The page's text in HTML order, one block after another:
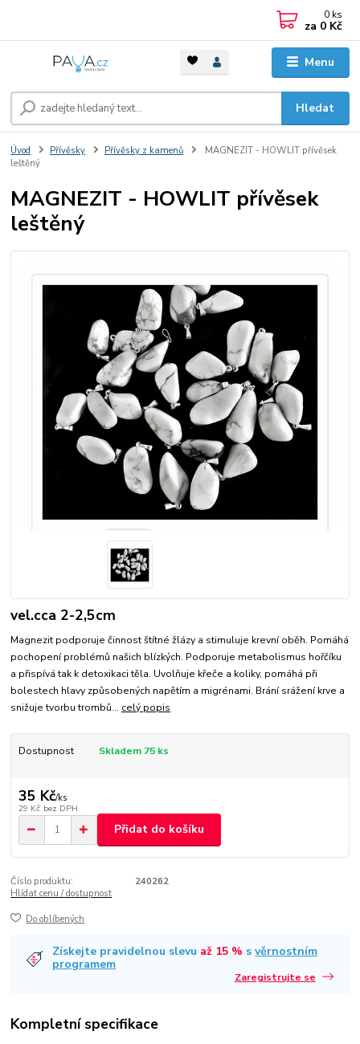
Menu
Hledat
0 ks
za 0 Kč
Úvod Přívěsky Přívěsky z kamenů
MAGNEZIT - HOWLIT přívěsek
leštěný
MAGNEZIT - HOWLIT přívěsek
leštěný
vel.cca 2-2,5cm
Magnezit podporuje činnost štítné žlázy a stimuluje krevní oběh. Pomáhá
pochopení problémů našich blízkých. Podporuje metabolismus hořčíku
a přispívá tak k detoxikaci těla. Uvolňuje křeče a koliky, pomáhá při
bolestech hlavy způsobených napětím a migrénami. Brání srážení krve a
snižuje tvorbu trombů... celý popis
Dostupnost Skladem 75 ks
35 Kč/ks
29 Kč bez DPH
Přidat do košíku
Číslo produktu:
240262
Hlídat cenu / dostupnost
Do oblíbených
Získejte pravidelnou slevu až 15 % svěrnostním
programem
Zaregistrujte se
Kompletní specifikace